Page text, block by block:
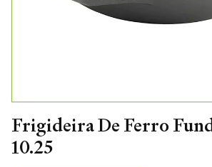
Frigideira De Ferro
10.25